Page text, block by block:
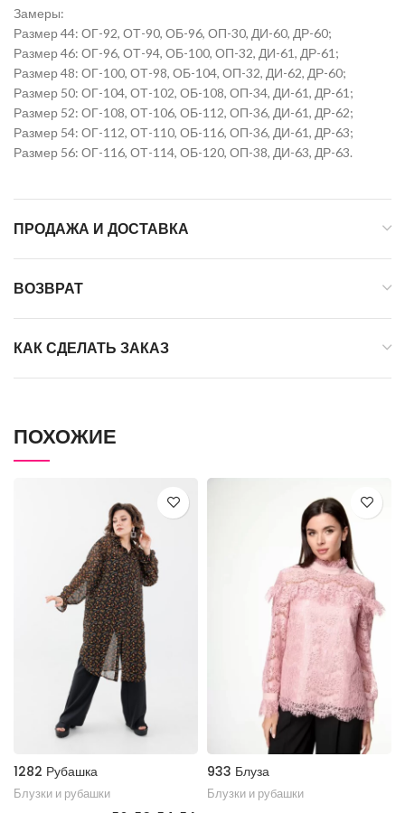
Замеры:
Размер 44: ОГ-92, ОТ-90, ОБ-96, ОП-30, ДИ-60, ДР-60;
Размер 46: ОГ-96, ОТ-94, ОБ-100, ОП-32, ДИ-61, ДР-61;
Размер 48: ОГ-100, ОТ-98, ОБ-104, ОП-32, ДИ-62, ДР-60;
Размер 50: ОГ-104, ОТ-102, ОБ-108, ОП-34, ДИ-61, ДР-61;
Размер 52: ОГ-108, ОТ-106, ОБ-112, ОП-36, ДИ-61, ДР-62;
Размер 54: ОГ-112, ОТ-110, ОБ-116, ОП-36, ДИ-61, ДР-63;
Размер 56: ОГ-116, ОТ-114, ОБ-120, ОП-38, ДИ-63, ДР-63.
ПРОДАЖА И ДОСТАВКА
ВОЗВРАТ
КАК СДЕЛАТЬ ЗАКАЗ
ПОХОЖИЕ
1282 Рубашка
Блузки и рубашки
933 Блуза
Блузки и рубашки